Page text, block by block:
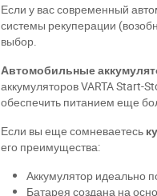
Если у вас современный
системы рекуперации
выбор.
Автомобильные
аккумуляторов VARTA
обеспечить питанием еще
Если вы еще сомневаетесь
его преимущества:
Аккумулятор идеально
Батарея создана на